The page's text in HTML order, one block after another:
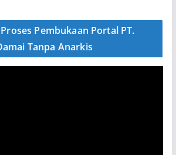
Pembukaan Portal PT.
Tanpa Anarkis